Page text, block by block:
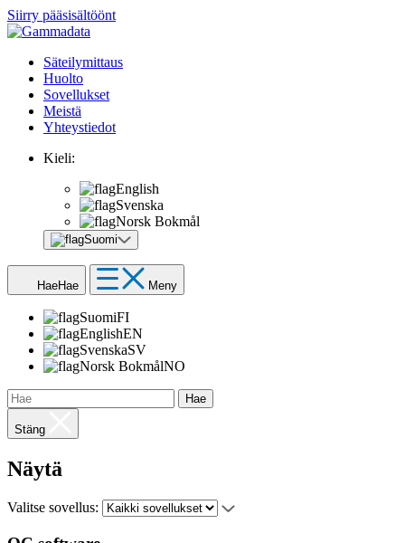
Siirry pääsisältöönt
Säteilymittaus
Huolto
Sovellukset
Meistä
Yhteystiedot
Kieli:
English
Svenska
Norsk Bokmål
Suomi
HaeHae Meny
SuomiFI
EnglishEN
SvenskaSV
Norsk BokmålNO
Hae
Stäng
Näytä
Valitse sovellus: